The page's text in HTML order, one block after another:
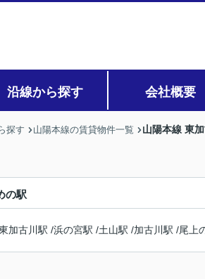
沿線から探す 会社概要
探す 山陽本線の賃貸物件一覧 山陽本線 東
の駅
加古川駅 /浜の宮駅 /土山駅 /加古川駅 /尾上